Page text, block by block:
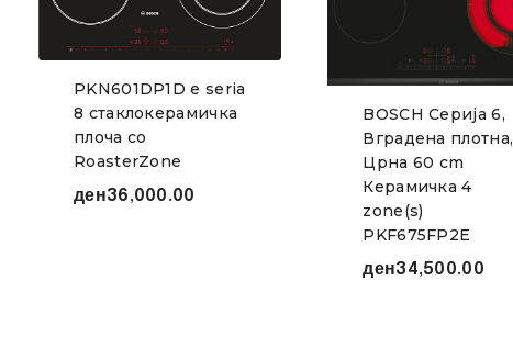
PKN601DP1D е seria
8 стаклокерамичка
плоча со
RoasterZone
ден36,000.00
BOSCH Серија 6,
Вградена плотна,
Црна 60 cm
Керамичка 4
zone(s)
PKF675FP2E
ден34,500.00